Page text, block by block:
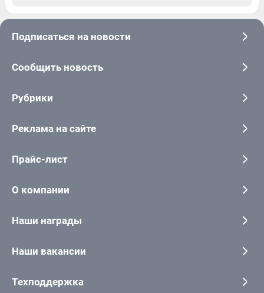
Подписаться на новости
Сообщить новость
Рубрики
Реклама на сайте
Прайс-лист
О компании
Наши награды
Наши вакансии
Техподдержка